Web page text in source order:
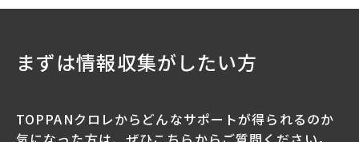
まずは情報収集がしたい方
TOPPANクロレからどんなサポートが得られるのか